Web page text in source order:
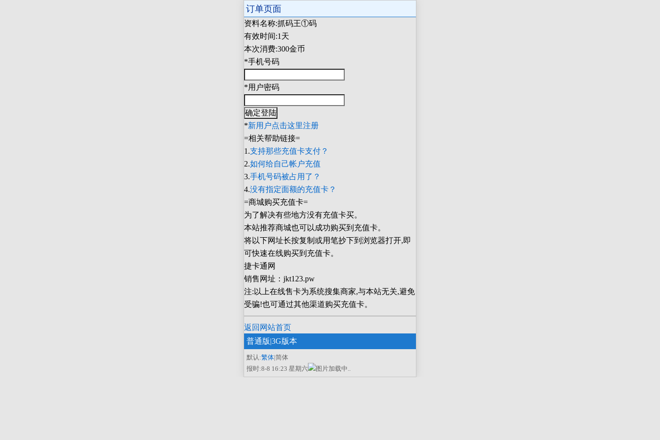
订单页面
资料名称:抓码王①码
有效时间:1天
本次消费:300金币
*手机号码
*用户密码
*新用户点击这里注册
=相关帮助链接=
1.支持那些充值卡支付？
2.如何给自己帐户充值
3.手机号码被占用了？
4.没有指定面额的充值卡？
=商城购买充值卡=
为了解决有些地方没有充值卡买。
本站推荐商城也可以成功购买到充值卡。
将以下网址长按复制或用笔抄下到浏览器打开,即
可快速在线购买到充值卡。
捷卡通网
销售网址：jkt123.pw
注:以上在线售卡为系统搜集商家,与本站无关,避免
受骗!也可通过其他渠道购买充值卡。
返回网站首页
普通版|3G版本
默认:繁体|简体
报时:8-8 16:23 星期六